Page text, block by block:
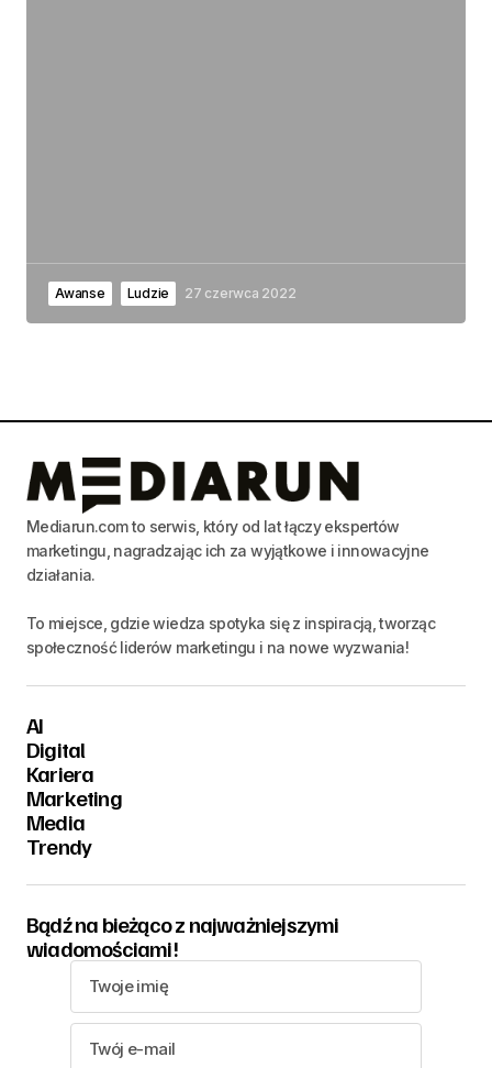
Awanse Ludzie 27 czerwca 2022
Mediarun.com to serwis, który od lat łączy ekspertów
marketingu, nagradzając ich za wyjątkowe i innowacyjne
działania.
To miejsce, gdzie wiedza spotyka się z inspiracją, tworząc
społeczność liderów marketingu i na nowe wyzwania!
AI
Digital
Kariera
Marketing
Media
Trendy
Bądź na bieżąco z najważniejszymi
wiadomościami!